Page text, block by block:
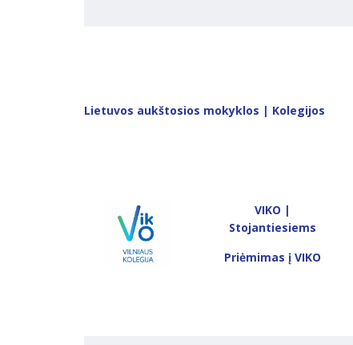
Lietuvos aukštosios mokyklos | Kolegijos
VIKO |
Stojantiesiems
Priėmimas į VIKO